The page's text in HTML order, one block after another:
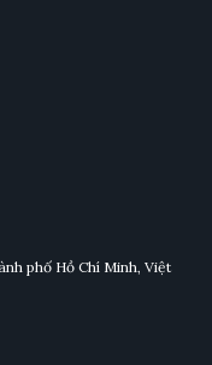
phố Hồ Chí Minh, Việt